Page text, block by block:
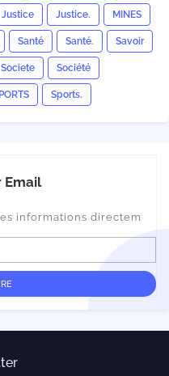
Justice Justice. MINES
Santé Santé. Savoir
Societe Société
Sports.
Email
informations directem